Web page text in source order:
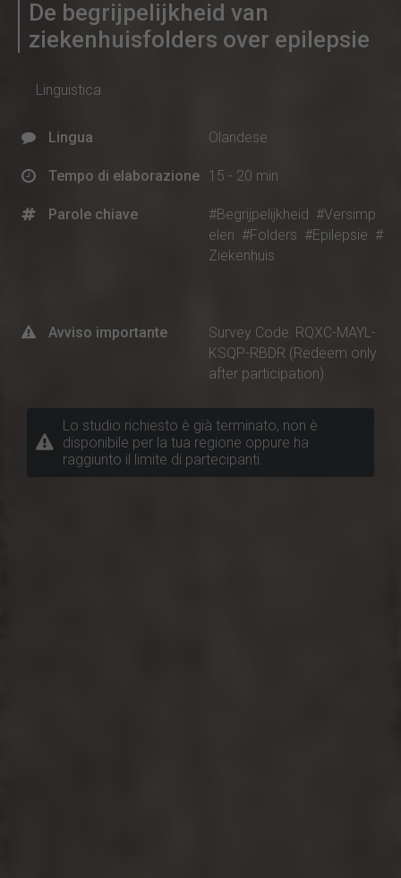
De begrijpelijkheid van
ziekenhuisfolders over epilepsie
Linguistica
Lingua Olandese
Tempo di elaborazione 15 - 20 min
Parole chiave #Begrijpelijkheid #Versimp
elen #Folders #Epilepsie #
Ziekenhuis
Avviso importante
Survey Code: RQXC-MAYL-
KSQP-RBDR (Redeem only
after participation)
Lo studio richiesto è già terminato, non è
disponibile per la tua regione oppure ha
raggiunto il limite di partecipanti.